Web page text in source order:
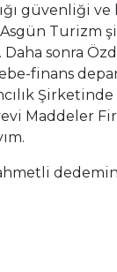
güvenliği
Turizm
Daha sonra
finans
Maddeler
dedemin